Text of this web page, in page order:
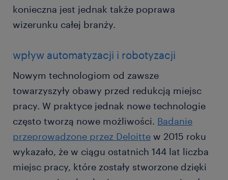
konieczna jest jednak także poprawa
wizerunku całej branży.
wpływ automatyzacji i robotyzacji
Nowym technologiom od zawsze
towarzyszyły obawy przed redukcją miejsc
pracy. W praktyce jednak nowe technologie
często tworzą nowe możliwości. Badanie
przeprowadzone przez Deloitte w 2015 roku
wykazało, że w ciągu ostatnich 144 lat liczba
miejsc pracy, które zostały stworzone dzięki